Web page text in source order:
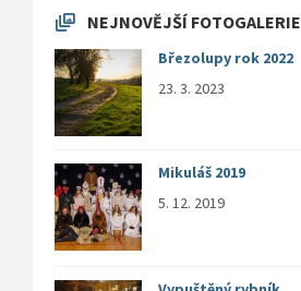
NEJNOVĚJŠÍ FOTOGALERIE
Březolupy rok 2022
23. 3. 2023
Mikuláš 2019
5. 12. 2019